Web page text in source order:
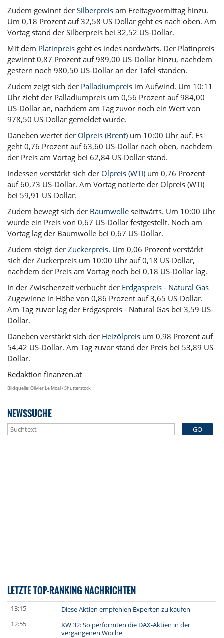
Zudem gewinnt der Silberpreis am Freitagvormittag hinzu.
Um 0,18 Prozent auf 32,58 US-Dollar geht es nach oben. Am
Vortag stand der Silberpreis bei 32,52 US-Dollar.
Mit dem Platinpreis geht es indes nordwärts. Der Platinpreis
gewinnt 0,87 Prozent auf 989,00 US-Dollar hinzu, nachdem
gestern noch 980,50 US-Dollar an der Tafel standen.
Zudem zeigt sich der Palladiumpreis im Aufwind. Um 10:11
Uhr zieht der Palladiumpreis um 0,56 Prozent auf 984,00
US-Dollar an, nachdem am Tag zuvor noch ein Wert von
978,50 US-Dollar gemeldet wurde.
Daneben wertet der Ölpreis (Brent) um 10:00 Uhr auf. Es
geht 0,76 Prozent auf 63,60 US-Dollar nach oben, nachdem
der Preis am Vortag bei 62,84 US-Dollar stand.
Indessen verstärkt sich der Ölpreis (WTI) um 0,76 Prozent
auf 60,73 US-Dollar. Am Vortag notierte der Ölpreis (WTI)
bei 59,91 US-Dollar.
Zudem bewegt sich der Baumwolle seitwärts. Um 10:00 Uhr
wurde ein Preis von 0,67 US-Dollar festgestellt. Noch am
Vortag lag der Baumwolle bei 0,67 US-Dollar.
Zudem steigt der Zuckerpreis. Um 0,06 Prozent verstärkt
sich der Zuckerpreis um 10:00 Uhr auf 0,18 US-Dollar,
nachdem der Preis am Vortag noch bei 0,18 US-Dollar lag.
In der Zwischenzeit verbucht der Erdgaspreis - Natural Gas
Zugewinne in Höhe von 0,86 Prozent auf 3,65 US-Dollar.
Am Tag zuvor lag der Erdgaspreis - Natural Gas bei 3,59 US-
Dollar.
Daneben verstärkt sich der Heizölpreis um 0,98 Prozent auf
54,42 US-Dollar. Am Tag zuvor stand der Preis bei 53,89 US-
Dollar.
Redaktion finanzen.at
Bildquelle: Olivier Le Moal / Shutterstock
NEWSSUCHE
GO
LETZTE TOP-RANKING NACHRICHTEN
13:15
Diese Aktien empfehlen Experten zu kaufen
12:55
KW 32: So performten die DAX-Aktien in der
vergangenen Woche